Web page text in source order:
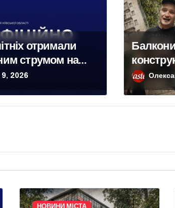
отримали
струмом на
у Броварах
9, 2026
фасади
ризик